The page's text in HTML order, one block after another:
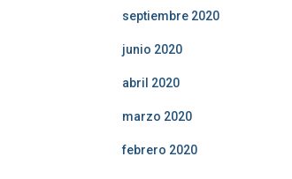
septiembre 2020
junio 2020
abril 2020
marzo 2020
febrero 2020